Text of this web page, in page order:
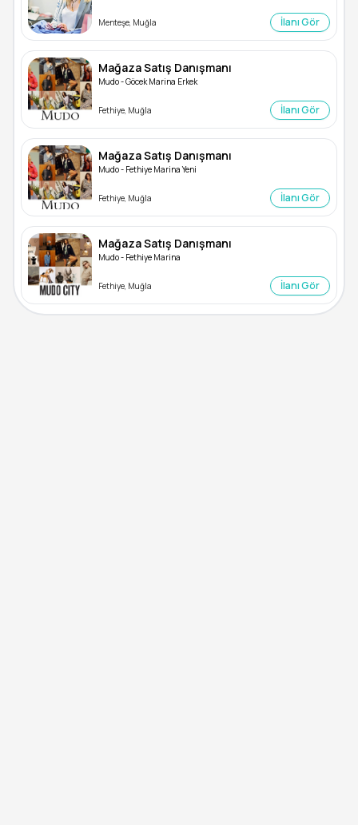
Menteşe, Muğla İlanı Gör
Mağaza Satış Danışmanı
Mudo - Göcek Marina Erkek
Fethiye, Muğla İlanı Gör
Mağaza Satış Danışmanı
Mudo - Fethiye Marina Yeni
Fethiye, Muğla İlanı Gör
Mağaza Satış Danışmanı
Mudo - Fethiye Marina
Fethiye, Muğla İlanı Gör